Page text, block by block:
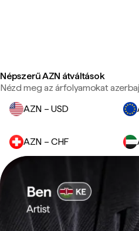
Népszerű AZN átváltások
Nézd meg az árfolyamokat
AZN – USD
AZN – CHF